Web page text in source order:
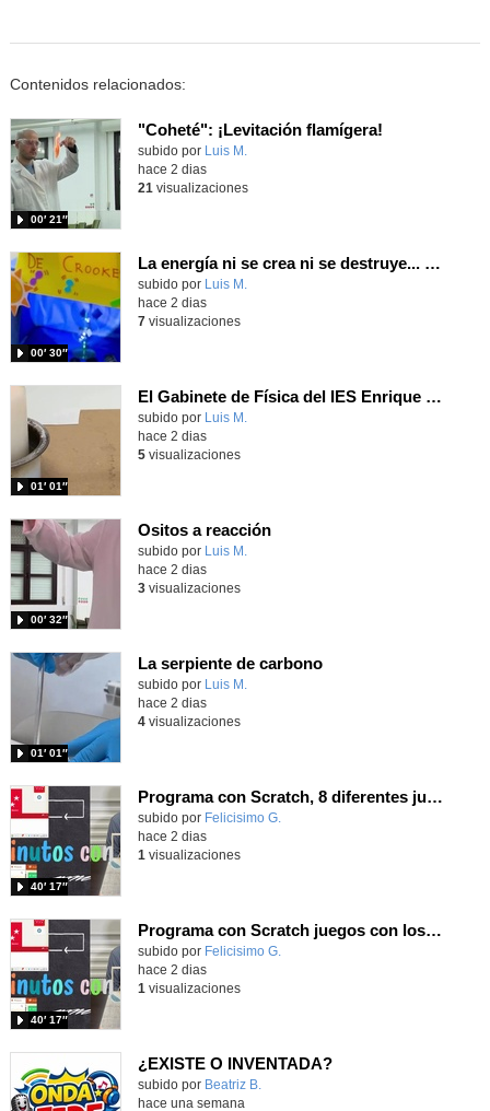
Contenidos relacionados:
"Coheté": ¡Levitación flamígera!
Contenido educativo.
subido por Luis M.
00′ 21″
hace 2 dias
21 visualizaciones
La energía ni se crea ni se destruye... ¡se experimenta! El Tierno en la Feria Madrid es Ciencia 2026
Contenido educativo.
subido por Luis M.
00′ 30″
hace 2 dias
7visualizaciones
El Gabinete de Física del IES Enrique Tierno Galván de Parla (Curso 25-26)
Contenido educativo.
subido por Luis M.
01′ 01″
hace 2 dias
5visualizaciones
Ositos a reacción
Contenido educativo.
subido por Luis M.
00′ 32″
hace 2 dias
3visualizaciones
La serpiente de carbono
Contenido educativo.
subido por Luis M.
01′ 01″
hace 2 dias
4visualizaciones
Programa con Scratch, 8 diferentes juegos para vivir la emoción de los partidos de España en el mundial 2026
Contenido educativo.
subido por Felicisimo G.
40′ 17″
hace 2 dias
1 visualizaciones
Programa con Scratch juegos con los partidos del mundial 2026 ganados por España
Contenido educativo.
subido por Felicisimo G.
40′ 17″
hace 2 dias
1 visualizaciones
¿EXISTE O INVENTADA?
Contenido educativo.
subido por Beatriz B.
hace una semana